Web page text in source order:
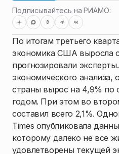
Подписывайтесь на РИАМО:
По итогам третьего
экономика США выросла
прогнозировали
экономического анализа,
страны вырос на 4,9%
годом. При этом во
составил всего 2,1%.
Times опубликовала
которому далеко не все
удовлетворены текущей